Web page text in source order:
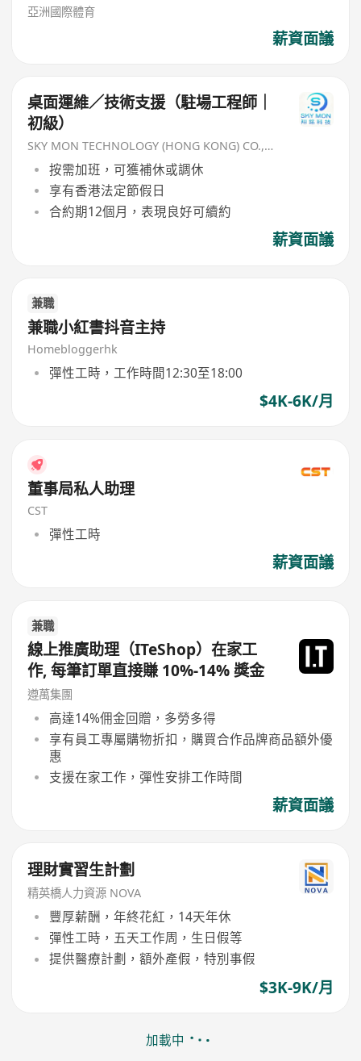
亞洲國際體育
薪資面議
桌面運維／技術支援（駐場工程師｜
初級）
SKY MON TECHNOLOGY (HONG KONG) CO., LIMITED
按需加班，可獲補休或調休
享有香港法定節假日
合約期12個月，表現良好可續約
薪資面議
兼職
兼職小紅書抖音主持
Homebloggerhk
彈性工時，工作時間12:30至18:00
$4K-6K/月
董事局私人助理
CST
彈性工時
薪資面議
兼職
線上推廣助理（ITeShop）在家工
作, 每筆訂單直接賺 10%-14% 獎金
遵萬集團
高達14%佣金回贈，多勞多得
享有員工專屬購物折扣，購買合作品牌商品額外優
惠
支援在家工作，彈性安排工作時間
薪資面議
理財實習生計劃
精英橋人力資源 NOVA
豐厚薪酬，年終花紅，14天年休
彈性工時，五天工作周，生日假等
提供醫療計劃，額外產假，特別事假
$3K-9K/月
加載中